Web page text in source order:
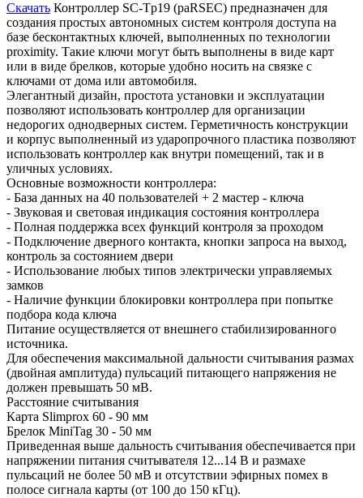
Cкачать Контроллер SC-Tp19 (paRSEC) предназначен для
создания простых автономных систем контроля доступа на
базе бесконтактных ключей, выполненных по технологии
proximity. Такие ключи могут быть выполнены в виде карт
или в виде брелков, которые удобно носить на связке с
ключами от дома или автомобиля.
Элегантный дизайн, простота установки и эксплуатации
позволяют использовать контроллер для организации
недорогих однодверных систем. Герметичность конструкции
и корпус выполненный из ударопрочного пластика позволяют
использовать контроллер как внутри помещений, так и в
уличных условиях.
Основные возможности контроллера:
- База данных на 40 пользователей + 2 мастер - ключа
- Звуковая и световая индикация состояния контроллера
- Полная поддержка всех функций контроля за проходом
- Подключение дверного контакта, кнопки запроса на выход,
контроль за состоянием двери
- Использование любых типов электрически управляемых
замков
- Наличие функции блокировки контроллера при попытке
подбора кода ключа
Питание осуществляется от внешнего стабилизированного
источника.
Для обеспечения максимальной дальности считывания размах
(двойная амплитуда) пульсаций питающего напряжения не
должен превышать 50 мВ.
Расстояние считывания
Карта Slimprox 60 - 90 мм
Брелок MiniTag 30 - 50 мм
Приведенная выше дальность считывания обеспечивается при
напряжении питания считывателя 12...14 В и размахе
пульсаций не более 50 мВ и отсутствии эфирных помех в
полосе сигнала карты (от 100 до 150 кГц).